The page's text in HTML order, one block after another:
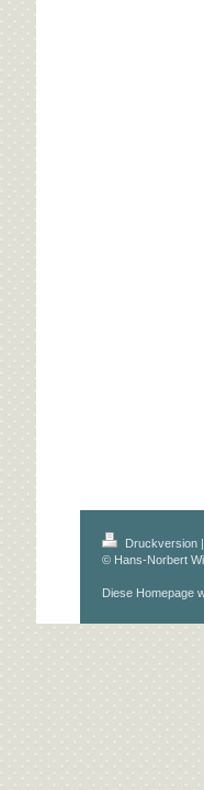
Druckversion |
© Hans-Norbert
Diese Homepage